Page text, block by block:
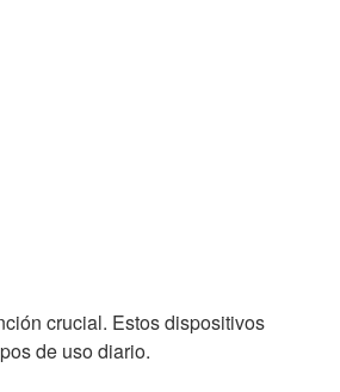
crucial. Estos dispositivos
de uso diario.